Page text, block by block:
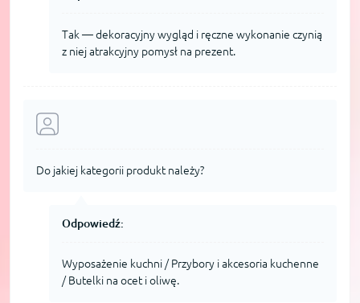
Tak — dekoracyjny wygląd i ręczne wykonanie czynią
z niej atrakcyjny pomysł na prezent.
Do jakiej kategorii produkt należy?
Odpowiedź:
Wyposażenie kuchni / Przybory i akcesoria kuchenne
/ Butelki na ocet i oliwę.